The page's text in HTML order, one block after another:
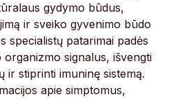
gydymo būdus,
ir sveiko gyvenimo būdo
specialistų patarimai padės
signalus, išvengti
ir stiprinti imuninę sistemą.
apie simptomus,